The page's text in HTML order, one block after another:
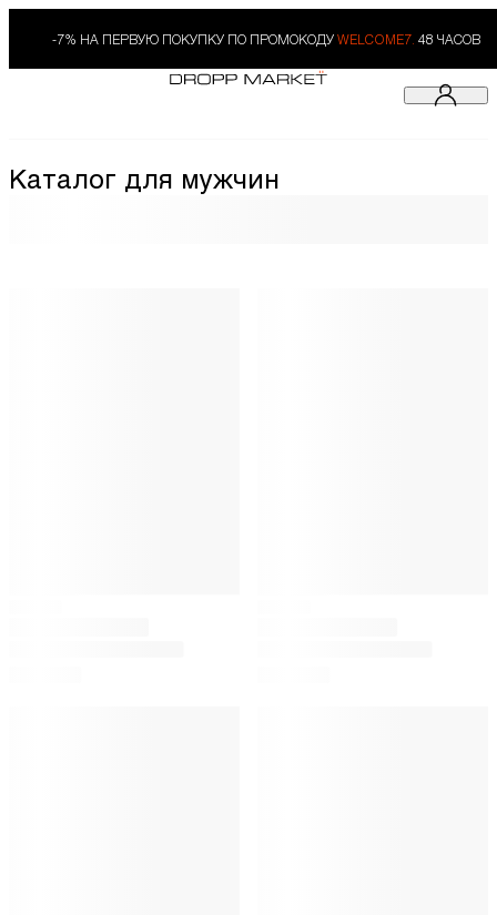
-7% НА ПЕРВУЮ ПОКУПКУ ПО ПРОМОКОДУ WELCOME7. 48 ЧАСОВ
Каталог для мужчин